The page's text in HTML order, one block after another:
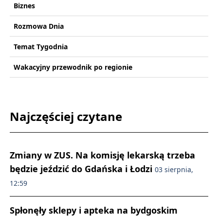
Biznes
Rozmowa Dnia
Temat Tygodnia
Wakacyjny przewodnik po regionie
Najczęściej czytane
Zmiany w ZUS. Na komisję lekarską trzeba
będzie jeździć do Gdańska i Łodzi 03 sierpnia,
12:59
Spłonęły sklepy i apteka na bydgoskim